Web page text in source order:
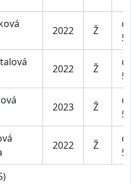
2022 Ž
5
2022 Ž
5
2023 Ž
5
2022 Ž
5